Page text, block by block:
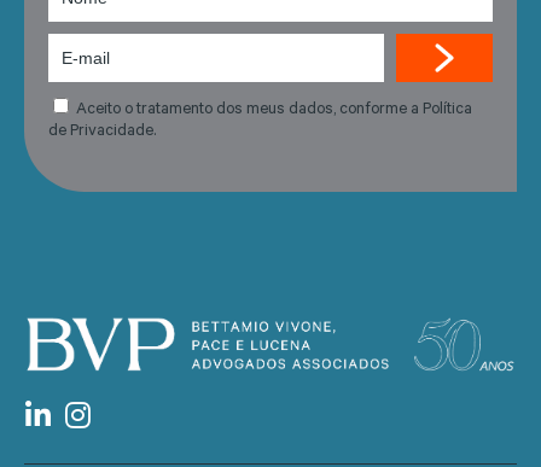
Aceito o tratamento dos meus dados, conforme a Política
de Privacidade.